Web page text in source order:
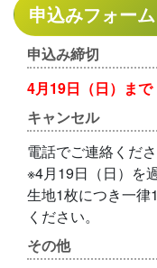
申込みフォーム
申込み締切
4月19日（日）ま
キャンセル
電話でご連絡くだ
※4月19日（日）を
生地1枚につき一律
ください。
その他